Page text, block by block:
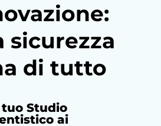
sicurezza
di tutto
Studio
ai